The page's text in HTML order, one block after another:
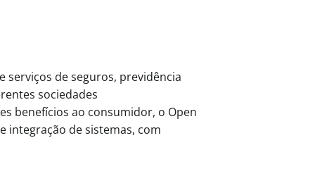
serviços de seguros, previdência
sociedades
benefícios ao consumidor, o Open
integração de sistemas, com